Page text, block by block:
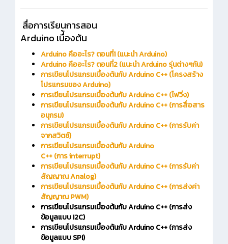
สื่อการเรียนการสอน
Arduino เบื่้องต้น
Arduino คืออะไร? ตอนที่1 (แนะนำ Arduino)
Arduino คืออะไร? ตอนที่2 (แนะนำ Arduino รุ่นต่างๆกัน)
การเขียนโปรแกรมเบื้องต้นกับ Arduino C++ (โครงสร้าง
โปรแกรมของ Arduino)
การเขียนโปรแกรมเบื้องต้นกับ Arduino C++ (ไฟวิ่ง)
การเขียนโปรแกรมเบื้องต้นกับ Arduino C++ (การสื่อสาร
อนุกรม)
การเขียนโปรแกรมเบื้องต้นกับ Arduino C++ (การรับค่า
จากสวิตซ์)
การเขียนโปรแกรมเบื้องต้นกับ Arduino
C++ (การ interrupt)
การเขียนโปรแกรมเบื้องต้นกับ Arduino C++ (การรับค่า
สัญญาณ Analog)
การเขียนโปรแกรมเบื้องต้นกับ Arduino C++ (การส่งค่า
สัญญาณ PWM)
การเขียนโปรแกรมเบื้องต้นกับ Arduino C++ (การส่ง
ข้อมูลแบบ I2C)
การเขียนโปรแกรมเบื้องต้นกับ Arduino C++ (การส่ง
ข้อมูลแบบ SPI)